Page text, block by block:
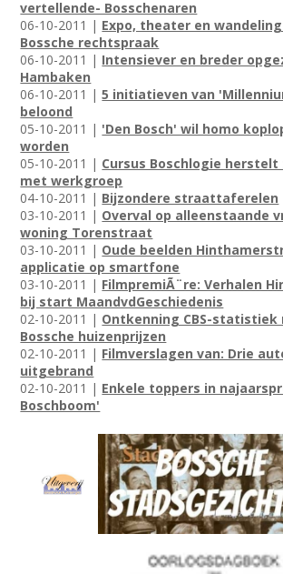
vertellende- Bosschenaren
06-10-2011 | Expo, theater en
Bossche rechtspraak
06-10-2011 | Intensiever en breder
Hambaken
06-10-2011 |5 initiatieven van
beloond
05-10-2011 | 'Den Bosch' wil homo
worden
05-10-2011 | Cursus Boschlogie
met werkgroep
04-10-2011 | Bijzondere straattaferelen
03-10-2011 | Overval op alleenstaande
woning Torenstraat
03-10-2011 | Oude beelden
applicatie op smartfone
03-10-2011 | FilmpremiÃ¨re: Verhalen
bij start MaandvdGeschiedenis
02-10-2011 | Ontkenning CBS-statistiek
Bossche huizenprijzen
02-10-2011 | Filmverslagen van: Drie
uitgebrand
02-10-2011 | Enkele toppers in
Boschboom'